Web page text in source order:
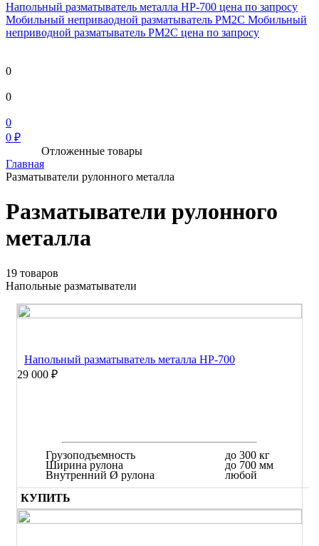
Напольный разматыватель металла HP-700 цена по запросу
Мобильный непривaодной разматыватель РМ2С Мобильный
неприводной разматыватель РМ2С цена по запросу
0
0
0
0 ₽
Отложенные товары
Главная
Разматыватели рулонного металла
Разматыватели рулонного
металла
19 товаров
Напольные разматыватели
Напольный разматыватель металла HP-700
29 000 ₽
Грузоподъемность
Ширина рулона
Внутренний Ø рулона
до 300 кг
до 700 мм
любой
КУПИТЬ